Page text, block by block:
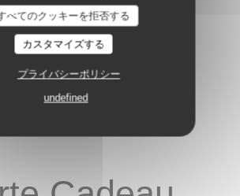
べてのクッキーを拒否する
カスタマイズする
プライバシーポリシー
undefined
par personne. Service compris.